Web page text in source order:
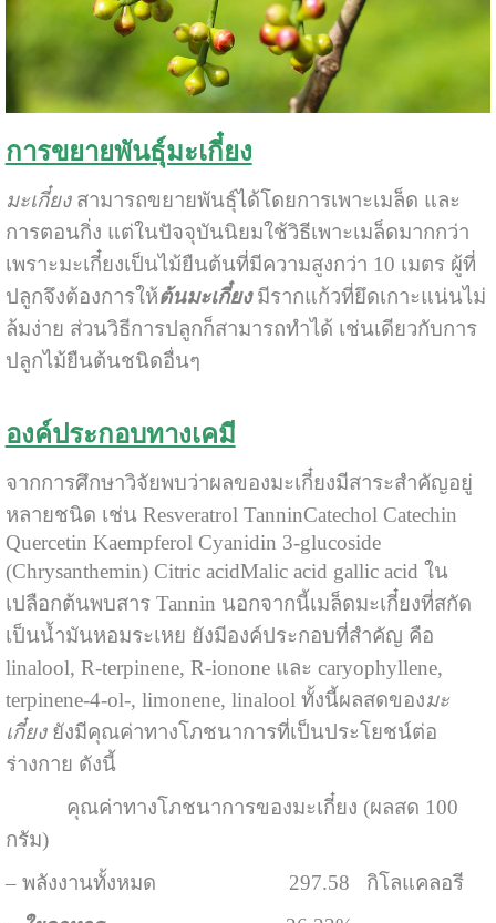
การขยายพันธุ์มะเกี๋ยง
มะเกี๋ยง สามารถขยายพันธุ์ได้โดยการเพาะเมล็ด และ
การตอนกิ่ง แต่ในปัจจุบันนิยมใช้วิธีเพาะเมล็ดมากกว่า
เพราะมะเกี๋ยงเป็นไม้ยืนต้นที่มีความสูงกว่า 10 เมตร ผู้ที่
ปลูกจึงต้องการให้ต้นมะเกี๋ยง มีรากแก้วที่ยึดเกาะแน่นไม่
ล้มง่าย ส่วนวิธีการปลูกก็สามารถทำได้ เช่นเดียวกับการ
ปลูกไม้ยืนต้นชนิดอื่นๆ
องค์ประกอบทางเคมี
จากการศึกษาวิจัยพบว่าผลของมะเกี๋ยงมีสาระสำคัญอยู่
หลายชนิด เช่น Resveratrol TanninCatechol Catechin
Quercetin Kaempferol Cyanidin 3-glucoside
(Chrysanthemin) Citric acidMalic acid gallic acid ใน
เปลือกต้นพบสาร Tannin นอกจากนี้เมล็ดมะเกี๋ยงที่สกัด
เป็นน้ำมันหอมระเหย ยังมีองค์ประกอบที่สำคัญ คือ
linalool, R-terpinene, R-ionone และ caryophyllene,
terpinene-4-ol-, limonene, linalool ทั้งนี้ผลสดของมะ
เกี๋ยง ยังมีคุณค่าทางโภชนาการที่เป็นประโยชน์ต่อ
ร่างกาย ดังนี้
คุณค่าทางโภชนาการของมะเกี๋ยง (ผลสด 100
กรัม)
– พลังงานทั้งหมด 297.58 กิโลแคลอรี